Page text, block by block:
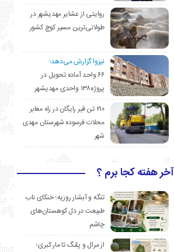
روایتی از عشایر مهدیشهر در
طولانی‌ترین مسیر کوچ کشور
نیزوا گزارش می‌دهد؛
۶۶ واحد آماده تحویل در
پروژه۱۳۸ واحدی مهدیشهر
۲۱۰ تن قیر رایگان در راه معابر
محلات فرسوده شهرستان مهدی
شهر
آخر هفته کجا برم ؟
تنگه و آبشار روزیه؛ خنکای ناب
طبیعت در دل کوهستان‌های
چاشم
از مرال و پلنگ تا مار کبری؛